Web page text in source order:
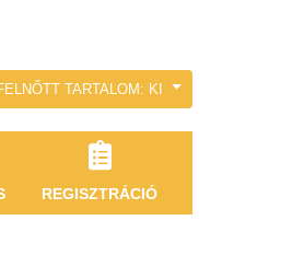
TARTALOM: KI
REGISZTRÁCIÓ